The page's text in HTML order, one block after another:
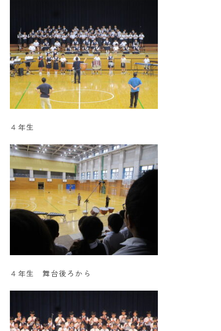
このサイトについて
個人情報の取り扱いについて
４年生
４年生 舞台後ろから